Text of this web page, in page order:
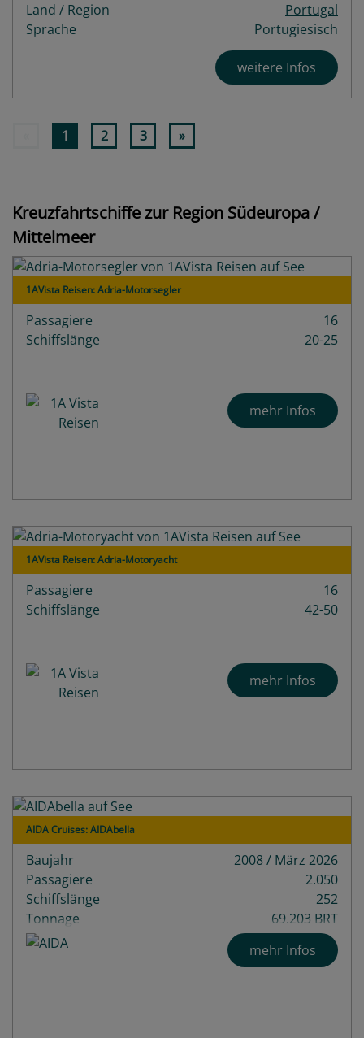
Land / Region
Portugal
Sprache
Portugiesisch
weitere Infos
1 2 3 »
Kreuzfahrtschiffe zur Region Südeuropa /
Mittelmeer
1AVista Reisen: Adria-Motorsegler
Passagiere
16
Schiffslänge
20-25
mehr Infos
1AVista Reisen: Adria-Motoryacht
Passagiere
16
Schiffslänge
42-50
mehr Infos
AIDA Cruises: AIDAbella
Baujahr
2008 / März 2026
Passagiere
2.050
Schiffslänge
252
Tonnage
69.203 BRT
Decks
13
mehr Infos